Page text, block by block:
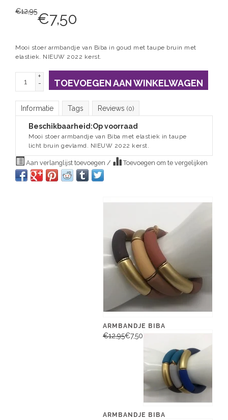
€12,95€7,50
Mooi stoer armbandje van Biba in goud met taupe bruin met
elastiek. NIEUW 2022 kerst.
+
-
TOEVOEGEN AAN WINKELWAGEN
Informatie Tags Reviews (0)
Beschikbaarheid:Op voorraad
Mooi stoer armbandje van Biba met elastiek in taupe
licht bruin gevlamd. NIEUW 2022 kerst.
Aan verlanglijst toevoegen / Toevoegen om te vergelijken
ARMBANDJE BIBA
€12,95€7,50
ARMBANDJE BIBA